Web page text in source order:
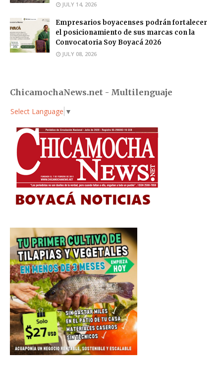
JULY 14, 2026
Empresarios boyacenses podrán fortalecer
el posicionamiento de sus marcas con la
Convocatoria Soy Boyacá 2026
JULY 08, 2026
ChicamochaNews.net - Multilenguaje
Select Language ▼